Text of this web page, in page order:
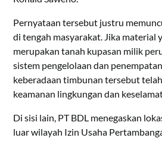
Pernyataan tersebut justru
di tengah masyarakat. Jika material
merupakan tanah kupasan milik
sistem pengelolaan dan
keberadaan timbunan tersebut
keamanan lingkungan dan
Di sisi lain, PT BDL menegaskan
luar wilayah Izin Usaha